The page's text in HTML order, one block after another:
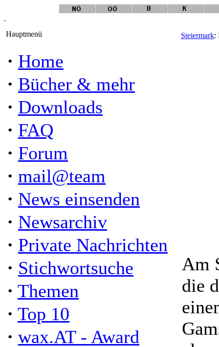
Hauptmenü
· Home
· Bücher & mehr
· Downloads
· FAQ
· Forum
· mail@team
· News einsenden
· Newsarchiv
· Private Nachrichten
· Stichwortsuche
· Themen
· Top 10
· wax.AT - Award
Steiermark:
Am
die